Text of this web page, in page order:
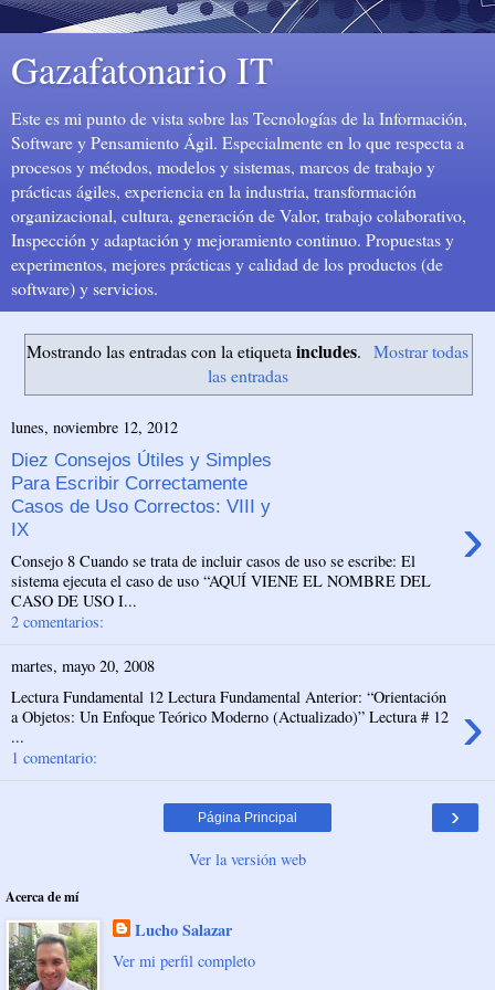
Gazafatonario IT
Este es mi punto de vista sobre las Tecnologías de la Información,
Software y Pensamiento Ágil. Especialmente en lo que respecta a
procesos y métodos, modelos y sistemas, marcos de trabajo y
prácticas ágiles, experiencia en la industria, transformación
organizacional, cultura, generación de Valor, trabajo colaborativo,
Inspección y adaptación y mejoramiento continuo. Propuestas y
experimentos, mejores prácticas y calidad de los productos (de
software) y servicios.
Mostrando las entradas con la etiquetaincludes. Mostrar todas
las entradas
lunes, noviembre 12, 2012
Diez Consejos Útiles y Simples
Para Escribir Correctamente
Casos de Uso Correctos: VIII y
IX
›
Consejo 8 Cuando se trata de incluir casos de uso se escribe: El
sistema ejecuta el caso de uso “AQUÍ VIENE EL NOMBRE DEL
CASO DE USO I...
2 comentarios:
martes, mayo 20, 2008
›
Lectura Fundamental 12 Lectura Fundamental Anterior: “Orientación
a Objetos: Un Enfoque Teórico Moderno (Actualizado)” Lectura # 12
...
1 comentario:
›
Página Principal
Ver la versión web
Acerca de mí
Lucho Salazar
Ver mi perfil completo